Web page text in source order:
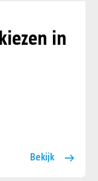
in
Bekijk